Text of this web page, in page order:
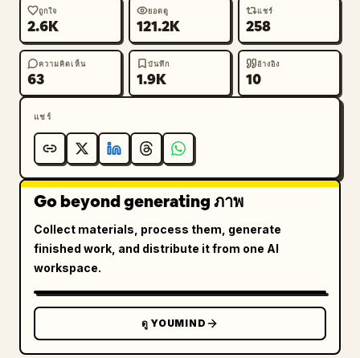
ถูกใจ
2.6K
ยอดดู
121.2K
แชร์
258
ความคิดเห็น
63
บันทึก
1.9K
อ้างอิง
10
แชร์
Go beyond generating ภาพ
Collect materials, process them, generate
finished work, and distribute it from one AI
workspace.
ดู YOUMIND